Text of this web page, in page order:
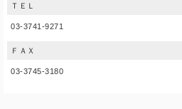
ＴＥＬ
03-3741-9271
ＦＡＸ
03-3745-3180